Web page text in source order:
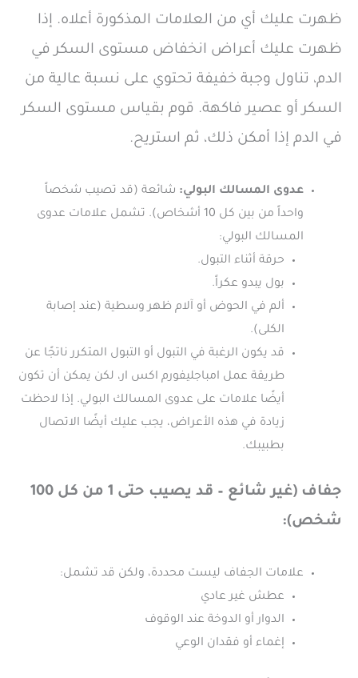
ظهرت عليك أي من العلامات المذكورة أعلاه. إذا
ظهرت عليك أعراض انخفاض مستوى السكر في
الدم، تناول وجبة خفيفة تحتوي على نسبة عالية من
السكر أو عصير فاكهة. قوم بقياس مستوى السكر
في الدم إذا أمكن ذلك، ثم استريح.
عدوى المسالك البولي: شائعة (قد تصيب شخصاً
واحداً من بين كل 10 أشخاص). تشمل علامات عدوى
المسالك البولي:
حرقة أثناء التبول.
بول يبدو عكراً.
ألم في الحوض أو آلام ظهر وسطية (عند إصابة
الكلى).
قد يكون الرغبة في التبول أو التبول المتكرر ناتجًا عن
طريقة عمل امباجليفورم اكس ار، لكن يمكن أن تكون
أيضًا علامات على عدوى المسالك البولي. إذا لاحظت
زيادة في هذه الأعراض، يجب عليك أيضًا الاتصال
بطبيبك.
جفاف (غير شائع – قد يصيب حتى 1 من كل 100
شخص):
علامات الجفاف ليست محددة، ولكن قد تشمل:
عطش غير عادي
الدوار أو الدوخة عند الوقوف
إغماء أو فقدان الوعي